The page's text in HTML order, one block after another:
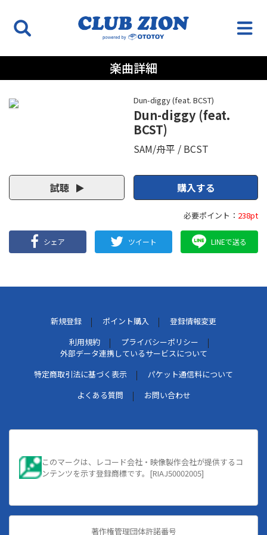
楽曲詳細
Dun-diggy (feat. BCST)
Dun-diggy (feat.
BCST)
SAM/舟平 BCST
試聴 購入する
必要ポイント： 238pt
シェア ツイート LINEで送る
新規登録 ポイント購入
登録情報変更
利用規約
プライバシーポリシー
外部データ連携しているサービスについて
特定商取引法に基づく表示
パケット通信料について
よくある質問
お問い合わせ
このマークは、レコード会社・映像製作会社が提供するコ
ンテンツを示す登録商標です。[RIAJ50002005]
著作権管理団体許諾番号